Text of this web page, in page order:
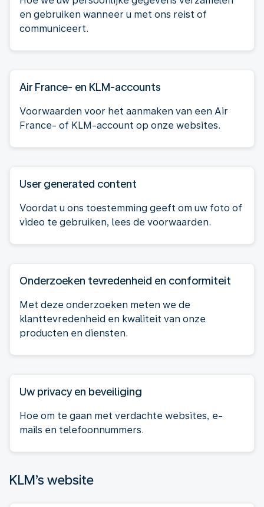
en gebruiken wanneer u met ons reist of
communiceert.
Air France- en KLM-accounts
Voorwaarden voor het aanmaken van een Air
France- of KLM-account op onze websites.
User generated content
Voordat u ons toestemming geeft om uw foto of
video te gebruiken, lees de voorwaarden.
Onderzoeken tevredenheid en conformiteit
Met deze onderzoeken meten we de
klanttevredenheid en kwaliteit van onze
producten en diensten.
Uw privacy en beveiliging
Hoe om te gaan met verdachte websites, e-
mails en telefoonnummers.
KLM’s website